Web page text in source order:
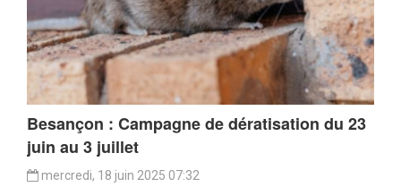
Besançon : Campagne de dératisation du 23
juin au 3 juillet
mercredi, 18 juin 2025 07:32